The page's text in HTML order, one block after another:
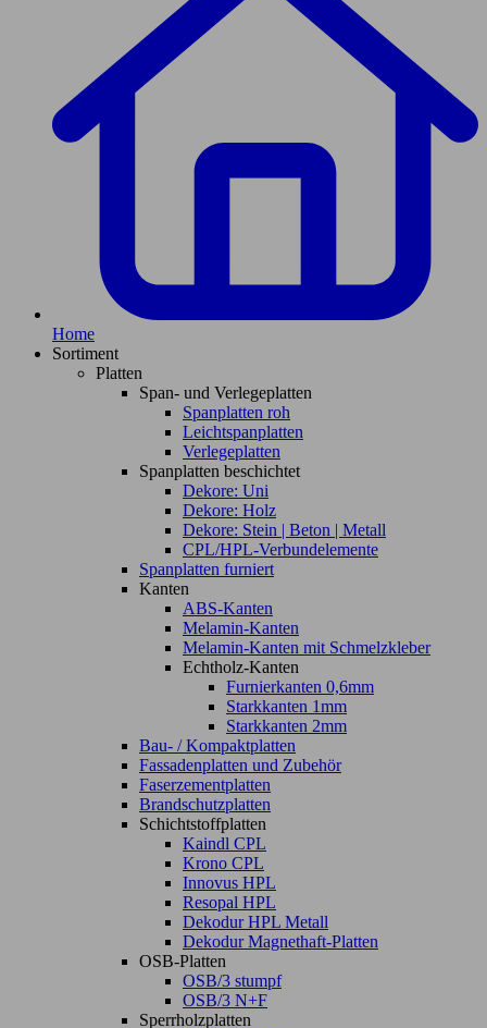
Home
Sortiment
Platten
Span- und Verlegeplatten
Spanplatten roh
Leichtspanplatten
Verlegeplatten
Spanplatten beschichtet
Dekore: Uni
Dekore: Holz
Dekore: Stein | Beton | Metall
CPL/HPL-Verbundelemente
Spanplatten furniert
Kanten
ABS-Kanten
Melamin-Kanten
Melamin-Kanten mit Schmelzkleber
Echtholz-Kanten
Furnierkanten 0,6mm
Starkkanten 1mm
Starkkanten 2mm
Bau- / Kompaktplatten
Fassadenplatten und Zubehör
Faserzementplatten
Brandschutzplatten
Schichtstoffplatten
Kaindl CPL
Krono CPL
Innovus HPL
Resopal HPL
Dekodur HPL Metall
Dekodur Magnethaft-Platten
OSB-Platten
OSB/3 stumpf
OSB/3 N+F
Sperrholzplatten